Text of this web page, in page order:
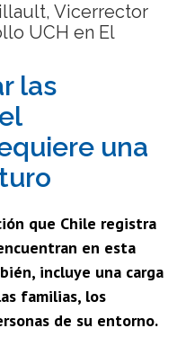
os
Vicerrector
UCH en El
las
una
que Chile registra
en esta
incluye una carga
familias, los
de su entorno.